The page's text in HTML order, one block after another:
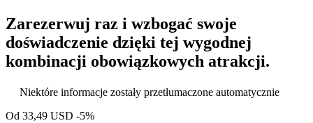
Zarezerwuj raz i wzbogać swoje
doświadczenie dzięki tej wygodnej
kombinacji obowiązkowych atrakcji.
Niektóre informacje zostały przetłumaczone automatycznie
Od 33,49 USD -5%